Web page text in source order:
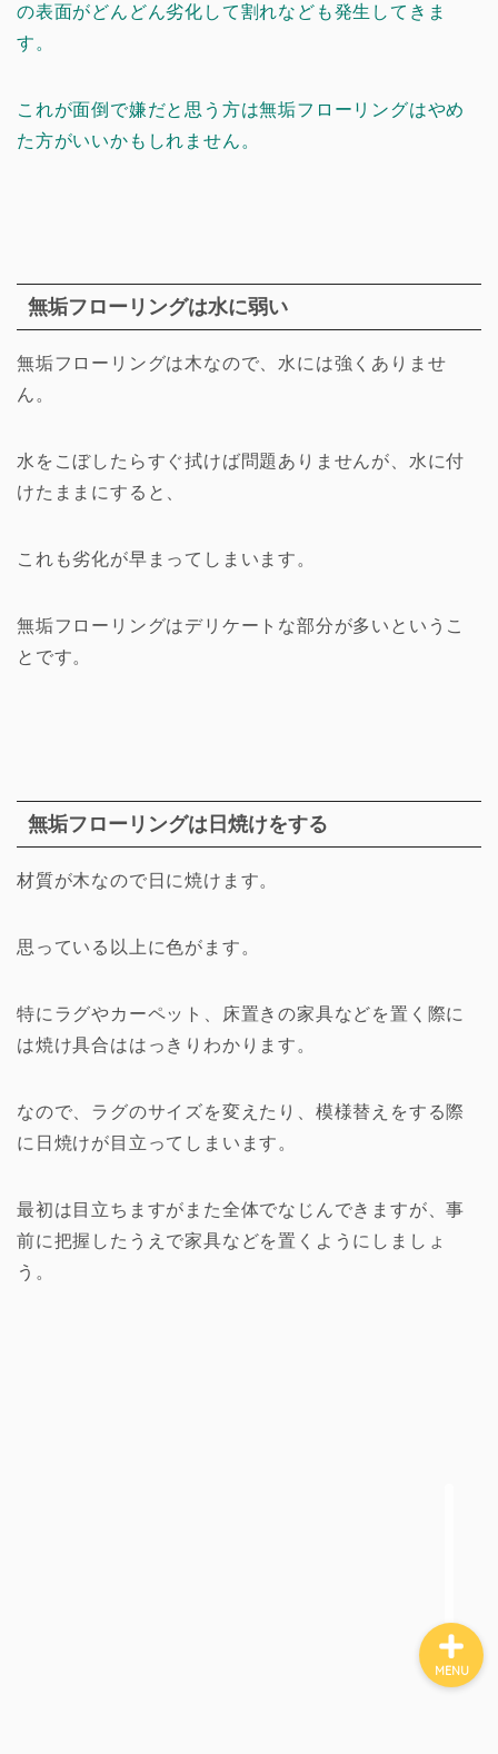
の表面がどんどん劣化して割れなども発生してきま
す。
これが面倒で嫌だと思う方は無垢フローリングはやめ
た方がいいかもしれません。
無垢フローリングは水に弱い
無垢フローリングは木なので、水には強くありませ
ん。
水をこぼしたらすぐ拭けば問題ありませんが、水に付
けたままにすると、
これも劣化が早まってしまいます。
無垢フローリングはデリケートな部分が多いというこ
とです。
無垢フローリングは日焼けをする
材質が木なので日に焼けます。
思っている以上に色がます。
特にラグやカーペット、床置きの家具などを置く際に
は焼け具合ははっきりわかります。
なので、ラグのサイズを変えたり、模様替えをする際
に日焼けが目立ってしまいます。
最初は目立ちますがまた全体でなじんできますが、事
前に把握したうえで家具などを置くようにしましょ
う。
MENU